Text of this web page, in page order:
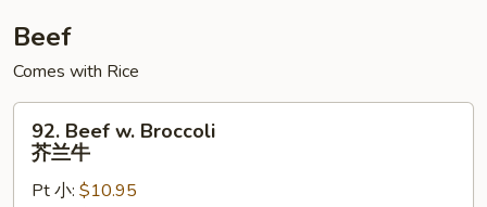
Beef
Comes with Rice
92.
Beef
Broccoli
92. Beef w. Broccoli
芥兰牛
Pt 小: $10.95